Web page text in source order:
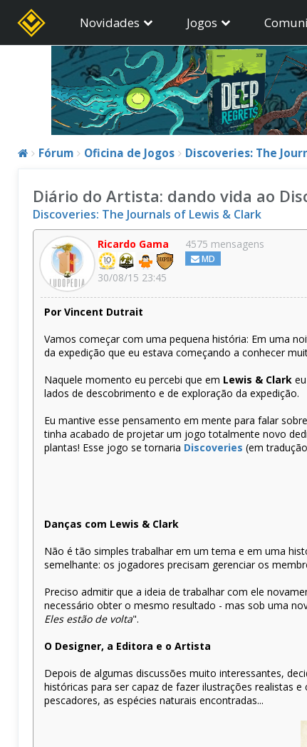
Novidades Jogos
Fórum Oficina de Jogos Discoveries: The
Diário do Artista: dando vida ao
Discoveries: The Journals of Lewis & Clark
Ricardo Gama
30/08/15 23:45
4575 mensagens
MD
Por Vincent Dutrait
Vamos começar com uma pequena história: Em uma
da expedição que eu estava começando a conhecer
Naquele momento eu percebi que em Lewis & Clark
lados de descobrimento e de exploração da expedição.
Eu mantive esse pensamento em mente para falar
tinha acabado de projetar um jogo totalmente novo
plantas! Esse jogo se tornaria Discoveries (em
Danças com Lewis & Clark
Não é tão simples trabalhar em um tema e em uma
semelhante: os jogadores precisam gerenciar os
Preciso admitir que a ideia de trabalhar com ele
necessário obter o mesmo resultado - mas sob uma
Eles estão de volta".
O Designer, a Editora e o Artista
Depois de algumas discussões muito interessantes,
históricas para ser capaz de fazer ilustrações realistas
pescadores, as espécies naturais encontradas...